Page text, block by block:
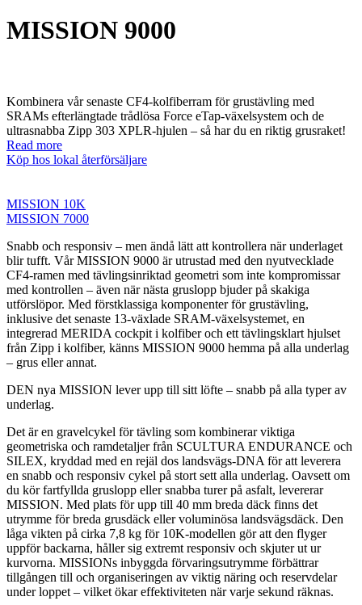
MISSION 9000
Kombinera vår senaste CF4-kolfiberram för grustävling med
SRAMs efterlängtade trådlösa Force eTap-växelsystem och de
ultrasnabba Zipp 303 XPLR-hjulen – så har du en riktig grusraket!
Read more
Köp hos lokal återförsäljare
MISSION 10K
MISSION 7000
Snabb och responsiv – men ändå lätt att kontrollera när underlaget
blir tufft. Vår MISSION 9000 är utrustad med den nyutvecklade
CF4-ramen med tävlingsinriktad geometri som inte kompromissar
med kontrollen – även när nästa gruslopp bjuder på skakiga
utförslöpor. Med förstklassiga komponenter för grustävling,
inklusive det senaste 13-växlade SRAM-växelsystemet, en
integrerad MERIDA cockpit i kolfiber och ett tävlingsklart hjulset
från Zipp i kolfiber, känns MISSION 9000 hemma på alla underlag
– grus eller annat.
DEN nya MISSION lever upp till sitt löfte – snabb på alla typer av
underlag.
Det är en gravelcykel för tävling som kombinerar viktiga
geometriska och ramdetaljer från SCULTURA ENDURANCE och
SILEX, kryddad med en rejäl dos landsvägs-DNA för att leverera
en snabb och responsiv cykel på stort sett alla underlag. Oavsett om
du kör fartfyllda gruslopp eller snabba turer på asfalt, levererar
MISSION. Med plats för upp till 40 mm breda däck finns det
utrymme för breda grusdäck eller voluminösa landsvägsdäck. Den
låga vikten på cirka 7,8 kg för 10K-modellen gör att den flyger
uppför backarna, håller sig extremt responsiv och skjuter ut ur
kurvorna. MISSIONs inbyggda förvaringsutrymme förbättrar
tillgången till och organiseringen av viktig näring och reservdelar
under loppet – vilket ökar effektiviteten när varje sekund räknas.